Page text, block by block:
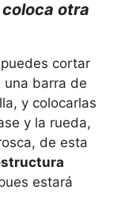
otra
cortar
una barra de
y colocarlas
y la rueda,
de esta
estará